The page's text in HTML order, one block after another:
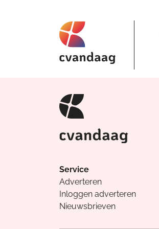
Service
Adverteren
Inloggen adverteren
Nieuwsbrieven